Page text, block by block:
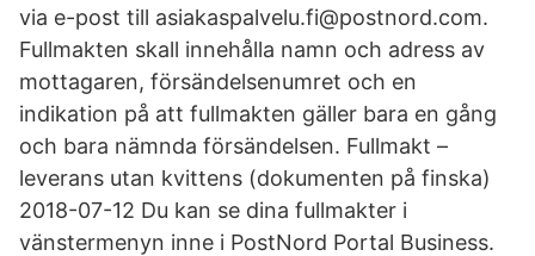
via e-post till asiakaspalvelu.fi@postnord.com.
Fullmakten skall innehålla namn och adress av
mottagaren, försändelsenumret och en
indikation på att fullmakten gäller bara en gång
och bara nämnda försändelsen. Fullmakt –
leverans utan kvittens (dokumenten på finska)
2018-07-12 Du kan se dina fullmakter i
vänstermenyn inne i PostNord Portal Business.